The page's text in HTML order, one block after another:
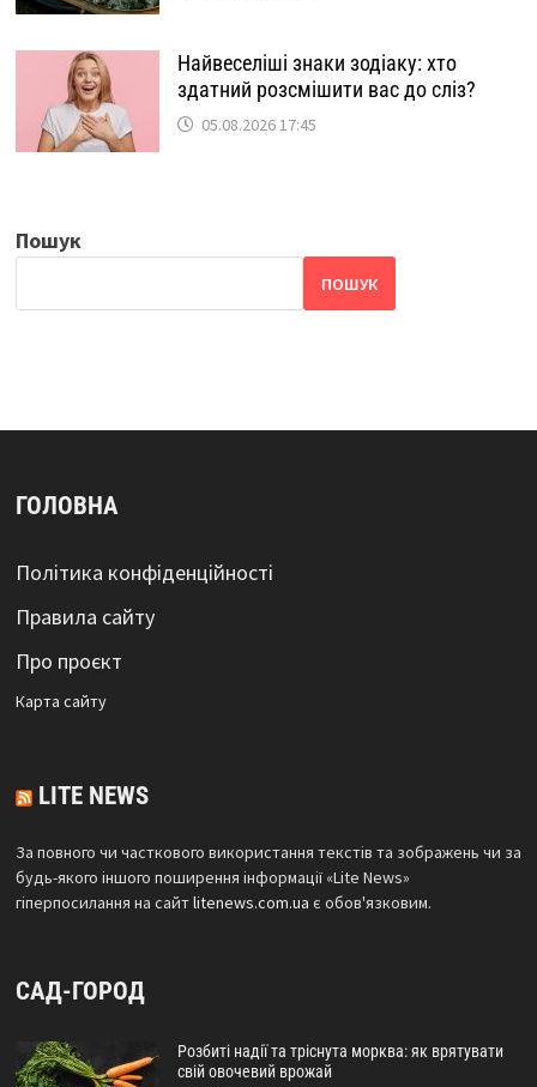
Найвеселіші знаки зодіаку: хто
здатний розсмішити вас до сліз?
05.08.2026 17:45
Пошук
ПОШУК
ГОЛОВНА
Політика конфіденційності
Правила сайту
Про проєкт
Карта сайтy
LITE NEWS
За повного чи часткового використання текстів та зображень чи за
будь-якого іншого поширення інформації «Lite News»
гіперпосилання на сайтlitenews.com.ua є обов'язковим.
САД-ГОРОД
Розбиті надії та тріснута морква: як врятувати
свій овочевий врожай